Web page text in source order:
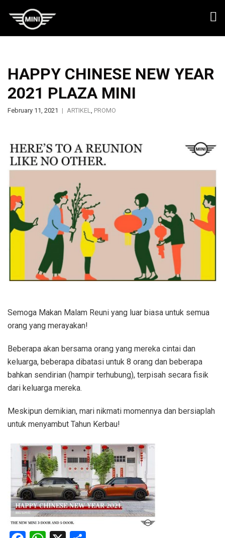
HAPPY CHINESE NEW YEAR
2021 PLAZA MINI
February 11, 2021 ARTIKEL, PROMO
Semoga Makan Malam Reuni yang luar biasa untuk semua
orang yang merayakan!
Beberapa akan bersama orang yang mereka cintai dan
keluarga, beberapa dibatasi untuk 8 orang dan beberapa
bahkan sendirian (hampir terhubung), terpisah secara fisik
dari keluarga mereka.
Meskipun demikian, mari nikmati momennya dan bersiaplah
untuk menyambut Tahun Kerbau!